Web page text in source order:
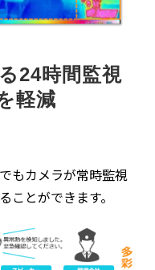
24時間監視
軽減
もカメラが常時監視
ことができます。